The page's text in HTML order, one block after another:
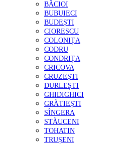
BĂCIOI
BUBUIECI
BUDEȘTI
CIORESCU
COLONIȚA
CODRU
CONDRIȚA
CRICOVA
CRUZEȘTI
DURLEȘTI
GHIDIGHICI
GRĂTIEȘTI
SÎNGERA
STĂUCENI
TOHATIN
TRUȘENI